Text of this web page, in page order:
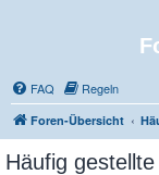
FAQ Regeln
Foren-Übersicht
Häufig